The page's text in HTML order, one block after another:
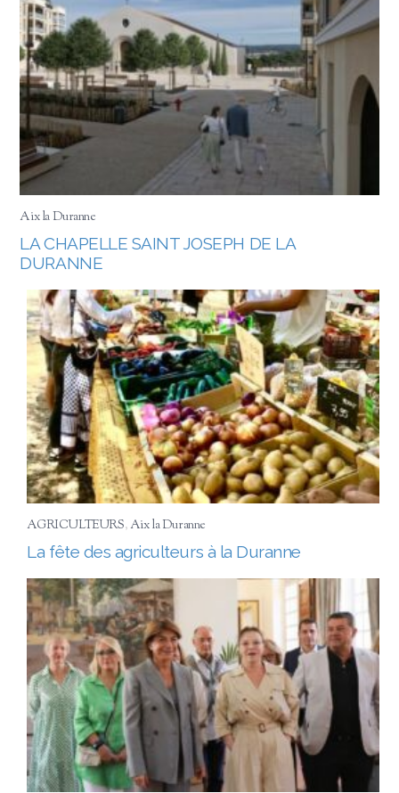
Aix la Duranne
LA CHAPELLE SAINT JOSEPH DE LA
DURANNE
AGRICULTEURS,Aix la Duranne
La fête des agriculteurs à la Duranne